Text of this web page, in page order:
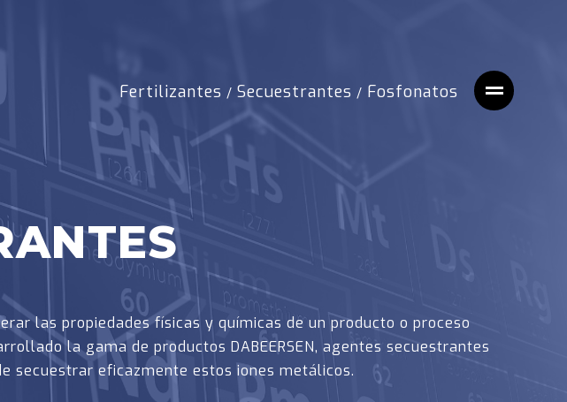
Fertilizantes / Secuestrantes / Fosfonatos
las propiedades físicas y químicas de un producto o proceso
la gama de productos DABEERSEN, agentes secuestrantes
secuestrar eficazmente estos iones metálicos.